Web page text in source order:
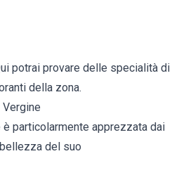
potrai provare delle specialità di
della zona.
particolarmente apprezzata dai
del suo